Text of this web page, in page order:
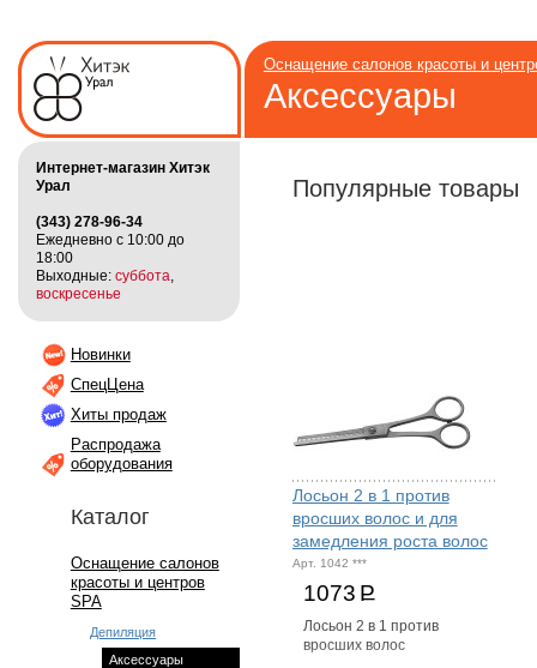
Оснащение салонов красоты и
Аксессуары
Интернет-магазин Хитэк
Урал
(343) 278-96-34
Ежедневно с 10:00 до
18:00
Выходные: суббота
воскресенье
Новинки
СпецЦена
Хиты продаж
Распродажа
оборудования
Каталог
Оснащение салонов
красоты и центров
SPA
Депиляция
Аксессуары
Популярные товары
Лосьон 2 в 1 против
вросших волос и для
замедления роста волос
Арт. 1042 ***
1073 Р
Лосьон 2 в 1 против
вросших волос